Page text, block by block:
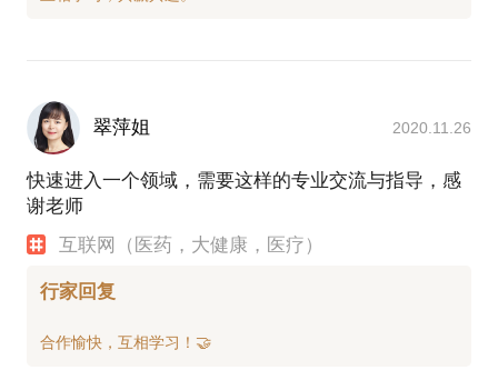
翠萍姐 2020.11.26
快速进入一个领域，需要这样的专业交流与指导，感
谢老师
互联网（医药，大健康，医疗）
行家回复